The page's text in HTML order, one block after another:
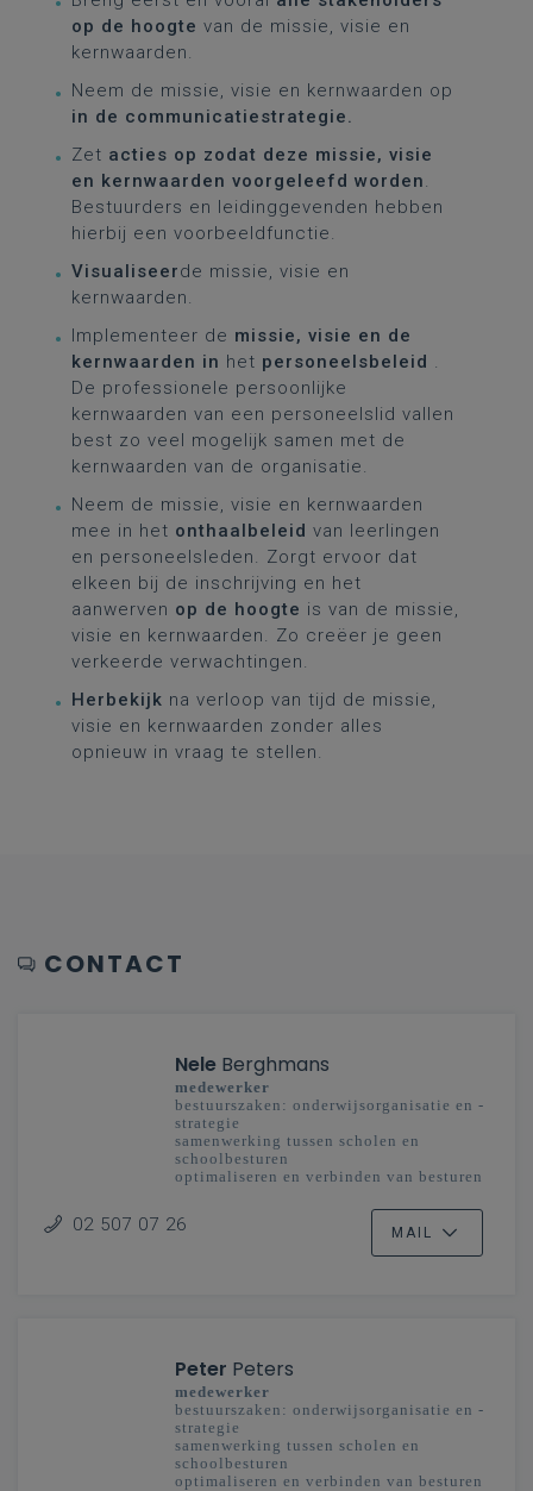
op de hoogte van de missie, visie en
kernwaarden.
Neem de missie, visie en kernwaarden op
in de communicatiestrategie.
Zet acties op zodat deze missie, visie
en kernwaarden voorgeleefd worden.
Bestuurders en leidinggevenden hebben
hierbij een voorbeeldfunctie.
Visualiseerde missie, visie en
kernwaarden.
Implementeer de missie, visie en de
kernwaarden in het personeelsbeleid .
De professionele persoonlijke
kernwaarden van een personeelslid vallen
best zo veel mogelijk samen met de
kernwaarden van de organisatie.
Neem de missie, visie en kernwaarden
mee in het onthaalbeleid van leerlingen
en personeelsleden. Zorgt ervoor dat
elkeen bij de inschrijving en het
aanwerven op de hoogte is van de missie,
visie en kernwaarden. Zo creëer je geen
verkeerde verwachtingen.
Herbekijk na verloop van tijd de missie,
visie en kernwaarden zonder alles
opnieuw in vraag te stellen.
CONTACT
Nele Berghmans
medewerker
bestuurszaken: onderwijsorganisatie en -
strategie
samenwerking tussen scholen en
schoolbesturen
optimaliseren en verbinden van besturen
02 507 07 26 MAIL
Peter Peters
medewerker
bestuurszaken: onderwijsorganisatie en -
strategie
samenwerking tussen scholen en
schoolbesturen
optimaliseren en verbinden van besturen